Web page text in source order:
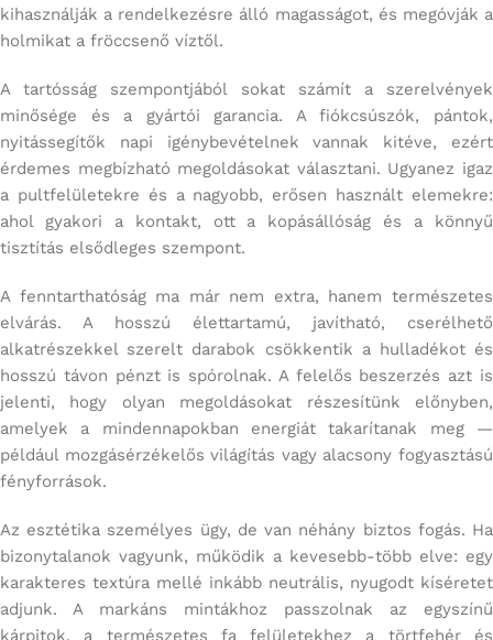
kihasználják a rendelkezésre álló magasságot, és megóvják a
holmikat a fröccsenő víztől.
A tartósság szempontjából sokat számít a szerelvények
minősége és a gyártói garancia. A fiókcsúszók, pántok,
nyitássegítők napi igénybevételnek vannak kitéve, ezért
érdemes megbízható megoldásokat választani. Ugyanez igaz
a pultfelületekre és a nagyobb, erősen használt elemekre:
ahol gyakori a kontakt, ott a kopásállóság és a könnyű
tisztítás elsődleges szempont.
A fenntarthatóság ma már nem extra, hanem természetes
elvárás. A hosszú élettartamú, javítható, cserélhető
alkatrészekkel szerelt darabok csökkentik a hulladékot és
hosszú távon pénzt is spórolnak. A felelős beszerzés azt is
jelenti, hogy olyan megoldásokat részesítünk előnyben,
amelyek a mindennapokban energiát takarítanak meg —
például mozgásérzékelős világítás vagy alacsony fogyasztású
fényforrások.
Az esztétika személyes ügy, de van néhány biztos fogás. Ha
bizonytalanok vagyunk, működik a kevesebb-több elve: egy
karakteres textúra mellé inkább neutrális, nyugodt kíséretet
adjunk. A markáns mintákhoz passzolnak az egyszínű
kárpitok, a természetes fa felületekhez a törtfehér és